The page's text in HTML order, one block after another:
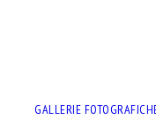
GALLERIE